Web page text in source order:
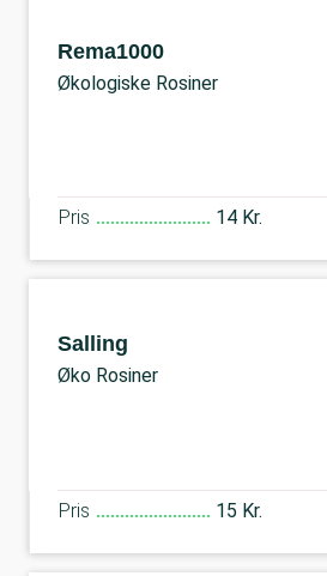
Rema1000
Økologiske Rosiner
Pris 14 Kr.
Salling
Øko Rosiner
Pris 15 Kr.